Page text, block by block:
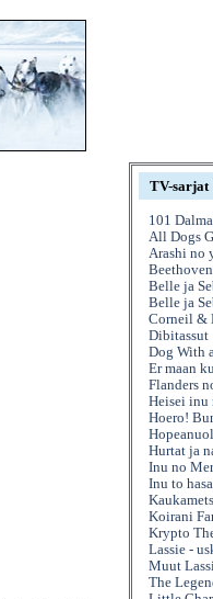
TV-sarjat
101
All Dogs
Arashi no
Beethoven
Belle ja
Belle ja
Corneil &
Dibitassut
Dog With
Er maan
Flanders
Heisei inu
Hoero!
Hurtat ja
Inu no
Inu to
Koirani
Krypto
Lassie -
Muut
The